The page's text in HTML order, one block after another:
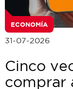
ECONOMÍA
31-07-2026
Cinco
comprar